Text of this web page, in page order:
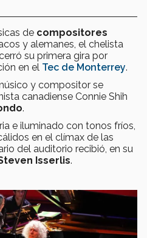
de compositores
y alemanes, el chelista
cerró su primera gira por
en el Tec de Monterrey.
y compositor se
canadiense Connie Shih
.
e iluminado con tonos fríos,
en el clímax de las
del auditorio recibió, en su
Isserlis.